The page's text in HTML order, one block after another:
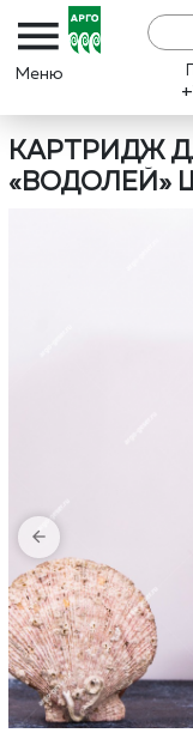
КАРТРИДЖ
«ВОДОЛЕЙ»